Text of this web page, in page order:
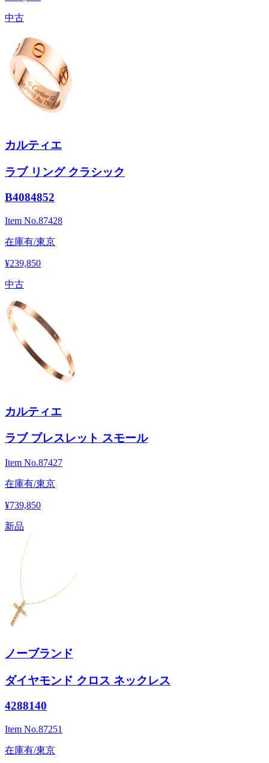
中古
カルティエ
ラブ リング クラシック
B4084852
Item No.87428
在庫有/東京
¥239,850
中古
カルティエ
ラブ ブレスレット スモール
Item No.87427
在庫有/東京
¥739,850
新品
ノーブランド
ダイヤモンド クロス ネックレス
4288140
Item No.87251
在庫有/東京